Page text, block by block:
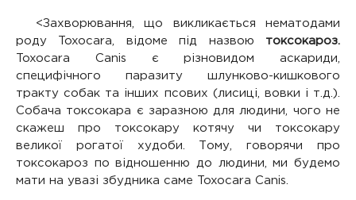
<Захворювання, що викликається нематодами
роду Toxocara, відоме під назвою токсокароз.
Toxocara Canis є різновидом аскариди,
специфічного паразиту шлунково-кишкового
тракту собак та інших псових (лисиці, вовки і т.д.).
Собача токсокара є заразною для людини, чого не
скажеш про токсокару котячу чи токсокару
великої рогатої худоби. Тому, говорячи про
токсокароз по відношенню до людини, ми будемо
мати на увазі збудника саме Toxocara Canis.